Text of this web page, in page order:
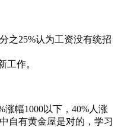
之25%认为工资没有统招
工作。
涨幅1000以下，40%人涨
自有黄金屋是对的，学习